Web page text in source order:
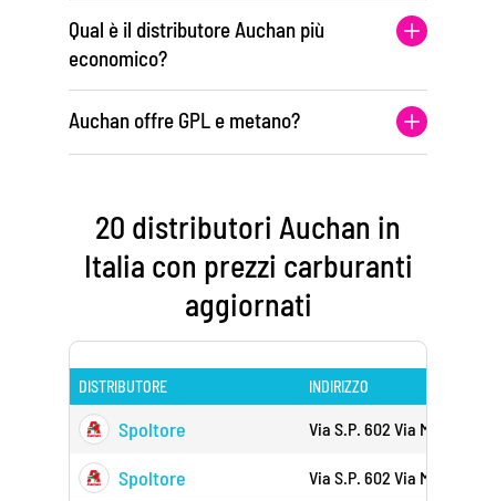
Qual è il distributore Auchan più
economico?
Auchan offre GPL e metano?
20 distributori Auchan in
Italia con prezzi carburanti
aggiornati
DISTRIBUTORE INDIRIZZO
Spoltore Via S.p. 602 Via Maiella
Spoltore Via S.p. 602 Via Maiella